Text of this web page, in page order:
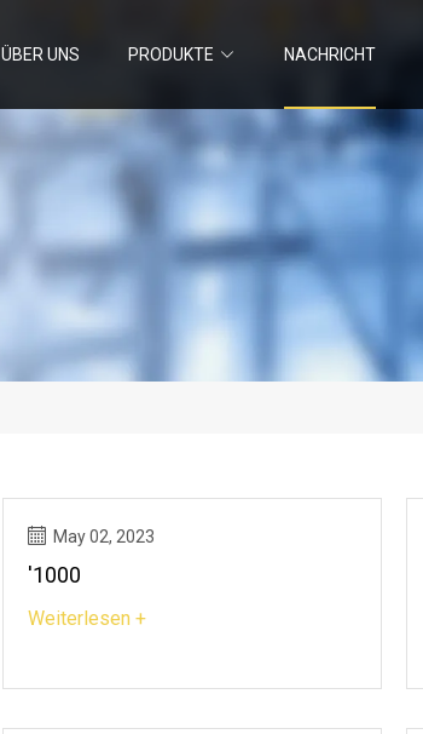
ÜBER UNS PRODUKTE NACHRICHT
May 02, 2023
'1000
Weiterlesen +